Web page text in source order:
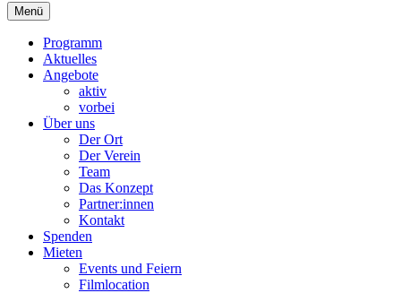
Primäres
Menü
Menü
Programm
Aktuelles
Angebote
aktiv
vorbei
Über uns
Der Ort
Der Verein
Team
Das Konzept
Partner:innen
Kontakt
Spenden
Mieten
Events und Feiern
Filmlocation